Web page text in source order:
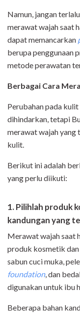
Namun, jangan
merawat wajah saat
dapat memancarkan
berupa penggunaan
metode perawatan
Berbagai Cara
Perubahan pada
dihindarkan, tetapi
merawat wajah yang
kulit.
Berikut ini adalah
yang perlu diikuti:
1. Pilihlah produk
kandungan yang
Merawat wajah saat
produk kosmetik dan
sabun cuci muka,
foundation, dan
digunakan untuk ibu
Beberapa bahan